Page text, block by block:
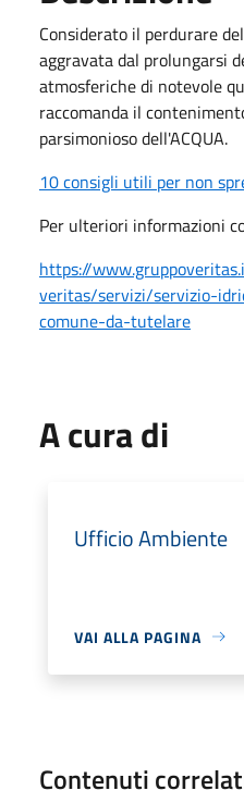
Considerato il perdurare
aggravata dal prolungarsi
atmosferiche di notevole
raccomanda il
parsimonioso dell'ACQUA.
10 consigli utili per non
Per ulteriori informazioni
https://
veritas/servizi/servizio-
comune-da-tutelare
A cura di
Ufficio Ambiente
VAI ALLA PAGINA
Contenuti